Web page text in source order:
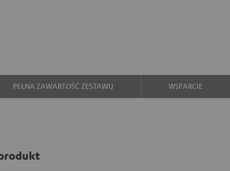
PEŁNA ZAWARTOŚĆ ZESTAWU WSPARCIE